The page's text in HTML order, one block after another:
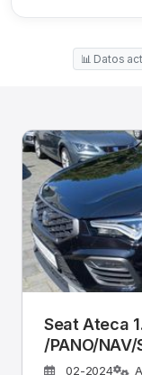
📊 Datos
Seat Ateca
/PANO/NAV/
02-2024